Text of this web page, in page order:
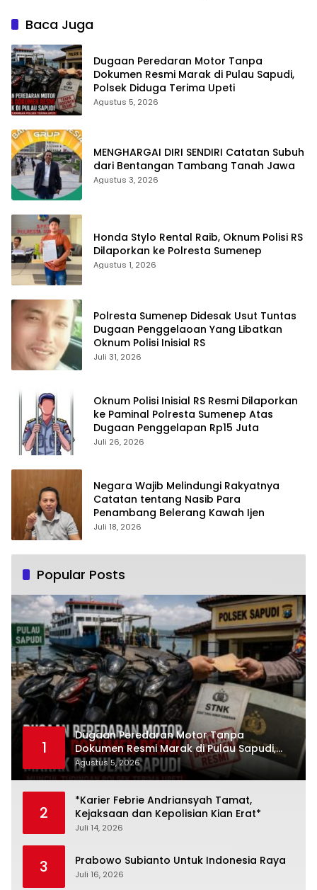
Rp15 Juta
Baca Juga
Dugaan Peredaran Motor Tanpa
Dokumen Resmi Marak di Pulau Sapudi,
Polsek Diduga Terima Upeti
Agustus 5, 2026
MENGHARGAI DIRI SENDIRI Catatan Subuh
dari Bentangan Tambang Tanah Jawa
Agustus 3, 2026
Honda Stylo Rental Raib, Oknum Polisi RS
Dilaporkan ke Polresta Sumenep
Agustus 1, 2026
Polresta Sumenep Didesak Usut Tuntas
Dugaan Penggelaoan Yang Libatkan
Oknum Polisi Inisial RS
Juli 31, 2026
Oknum Polisi Inisial RS Resmi Dilaporkan
ke Paminal Polresta Sumenep Atas
Dugaan Penggelapan Rp15 Juta
Juli 26, 2026
Negara Wajib Melindungi Rakyatnya
Catatan tentang Nasib Para
Penambang Belerang Kawah Ijen
Juli 18, 2026
Popular Posts
1
Dugaan Peredaran Motor Tanpa
Dokumen Resmi Marak di Pulau Sapudi,
Polsek Diduga Terima Upeti
Agustus 5, 2026
2
*Karier Febrie Andriansyah Tamat,
Kejaksaan dan Kepolisian Kian Erat*
Juli 14, 2026
3 Prabowo Subianto Untuk Indonesia Raya
Juli 16, 2026